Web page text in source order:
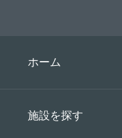
ホーム
施設を探す